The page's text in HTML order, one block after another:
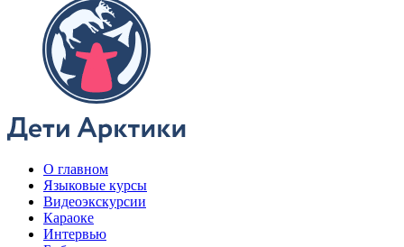
При поддержке
© 2023 Автономная некоммерческая организация
«Арктические инициативы»
Сделано вPressPass